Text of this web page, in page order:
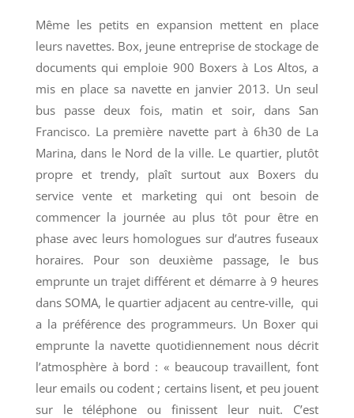
Même les petits en expansion mettent en place
leurs navettes. Box, jeune entreprise de stockage de
documents qui emploie 900 Boxers à Los Altos, a
mis en place sa navette en janvier 2013. Un seul
bus passe deux fois, matin et soir, dans San
Francisco. La première navette part à 6h30 de La
Marina, dans le Nord de la ville. Le quartier, plutôt
propre et trendy, plaît surtout aux Boxers du
service vente et marketing qui ont besoin de
commencer la journée au plus tôt pour être en
phase avec leurs homologues sur d’autres fuseaux
horaires. Pour son deuxième passage, le bus
emprunte un trajet différent et démarre à 9 heures
dans SOMA, le quartier adjacent au centre-ville, qui
a la préférence des programmeurs. Un Boxer qui
emprunte la navette quotidiennement nous décrit
l’atmosphère à bord : « beaucoup travaillent, font
leur emails ou codent ; certains lisent, et peu jouent
sur le téléphone ou finissent leur nuit. C’est